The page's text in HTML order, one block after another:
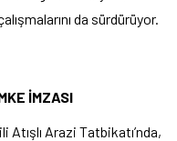
da sürdürüyor.
İMZASI
Arazi Tatbikatı’nda,